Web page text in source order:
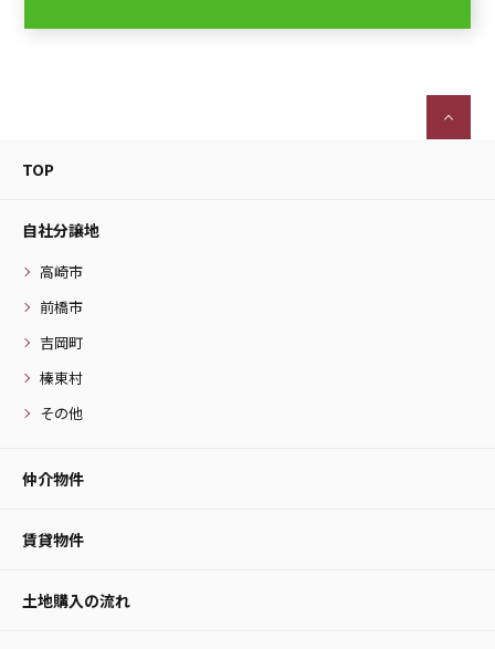
TOP
自社分譲地
高崎市
前橋市
吉岡町
榛東村
その他
仲介物件
賃貸物件
土地購入の流れ